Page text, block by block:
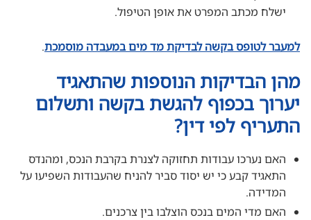
ישלח מכתב המפרט את אופן הטיפול.
למעבר לטופס בקשה לבדיקת מד מים במעבדה מוסמכת.
מהן הבדיקות הנוספות שהתאגיד
יערוך בכפוף להגשת בקשה ותשלום
התעריף לפי דין?
האם נערכו עבודות תחזוקה לצנרת בקרבת הנכס, ומהנדס
התאגיד קבע כי יש יסוד סביר להניח שהעבודות השפיעו על
המדידה.
האם מדי המים בנכס הוצלבו בין צרכנים.